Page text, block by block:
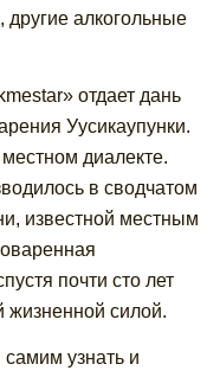
алкогольные
отдает дань
Уусикаупунки.
диалекте.
в сводчатом
известной местным
почти сто лет
жизненной силой.
узнать и